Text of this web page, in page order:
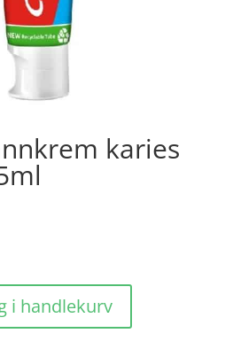
karies
i handlekurv